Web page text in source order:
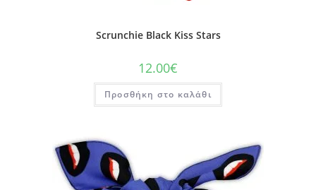
Scrunchie Black Kiss Stars
12.00€
Προσθήκη στο καλάθι